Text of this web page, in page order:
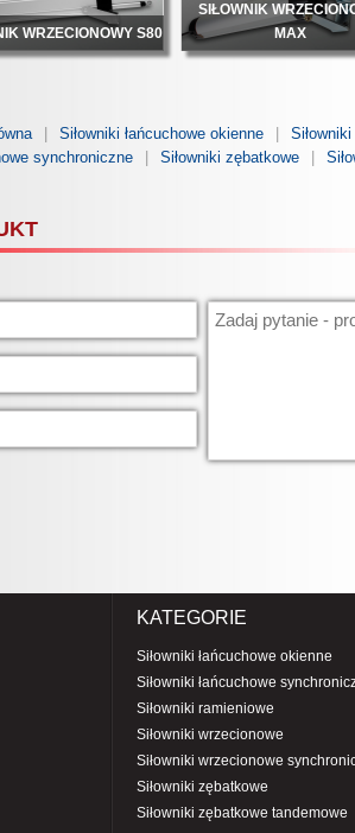
WRZECIONOWY S80
SIŁOWNIK
MAX
Siłowniki łańcuchowe okienne
synchroniczne
Siłowniki zębatkowe
KATEGORIE
Siłowniki łańcuchowe okienne
Siłowniki łańcuchowe
Siłowniki ramieniowe
Siłowniki wrzecionowe
Siłowniki wrzecionowe
Siłowniki zębatkowe
Siłowniki zębatkowe tandemowe